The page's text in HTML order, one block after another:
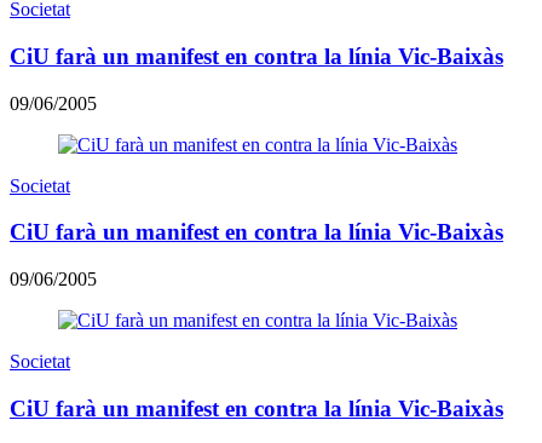
Societat
CiU farà un manifest en contra la línia Vic-Baixàs
09/06/2005
Societat
CiU farà un manifest en contra la línia Vic-Baixàs
09/06/2005
Societat
CiU farà un manifest en contra la línia Vic-Baixàs